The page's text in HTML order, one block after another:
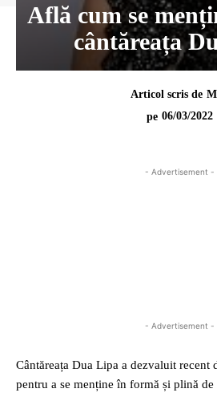
Află cum se
cântăreața
Articol scris de
pe 06/03/2022
- Advertisement -
- Advertisement -
Cântăreața Dua Lipa a dezvaluit recent
pentru a se menține în formă și plină de